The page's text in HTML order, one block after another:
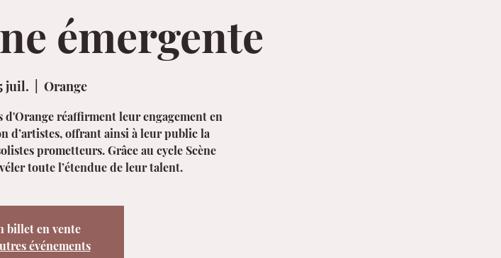
émergente
juil. Orange
d'Orange réaffirment leur engagement en
d’artistes, offrant ainsi à leur public la
prometteurs. Grâce au cycle Scène
toute l’étendue de leur talent.
billet en vente
événements